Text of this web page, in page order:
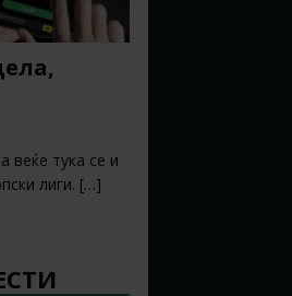
веќе тука се и
лиги. […]